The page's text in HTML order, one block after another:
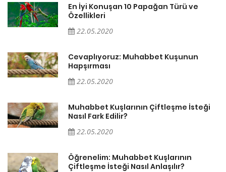
En İyi Konuşan 10 Papağan Türü ve
Özellikleri
22.05.2020
Cevaplıyoruz: Muhabbet Kuşunun
Hapşırması
22.05.2020
Muhabbet Kuşlarının Çiftleşme İsteği
Nasıl Fark Edilir?
22.05.2020
Öğrenelim: Muhabbet Kuşlarının
Çiftleşme İsteği Nasıl Anlaşılır?